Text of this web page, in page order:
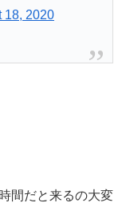
18, 2020
間だと来るの大変